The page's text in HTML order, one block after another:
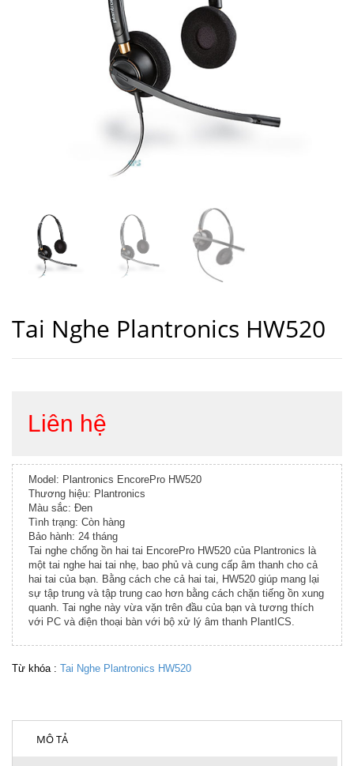
Tai Nghe Plantronics HW520
Liên hệ
Model: Plantronics EncorePro HW520
Thương hiệu: Plantronics
Màu sắc: Đen
Tình trạng: Còn hàng
Bảo hành: 24 tháng
Tai nghe chống ồn hai tai EncorePro HW520 của Plantronics là
một tai nghe hai tai nhẹ, bao phủ và cung cấp âm thanh cho cả
hai tai của bạn. Bằng cách che cả hai tai, HW520 giúp mang lại
sự tập trung và tập trung cao hơn bằng cách chặn tiếng ồn xung
quanh. Tai nghe này vừa vặn trên đầu của bạn và tương thích
với PC và điện thoại bàn với bộ xử lý âm thanh PlantICS.
Từ khóa : Tai Nghe Plantronics HW520
MÔ TẢ